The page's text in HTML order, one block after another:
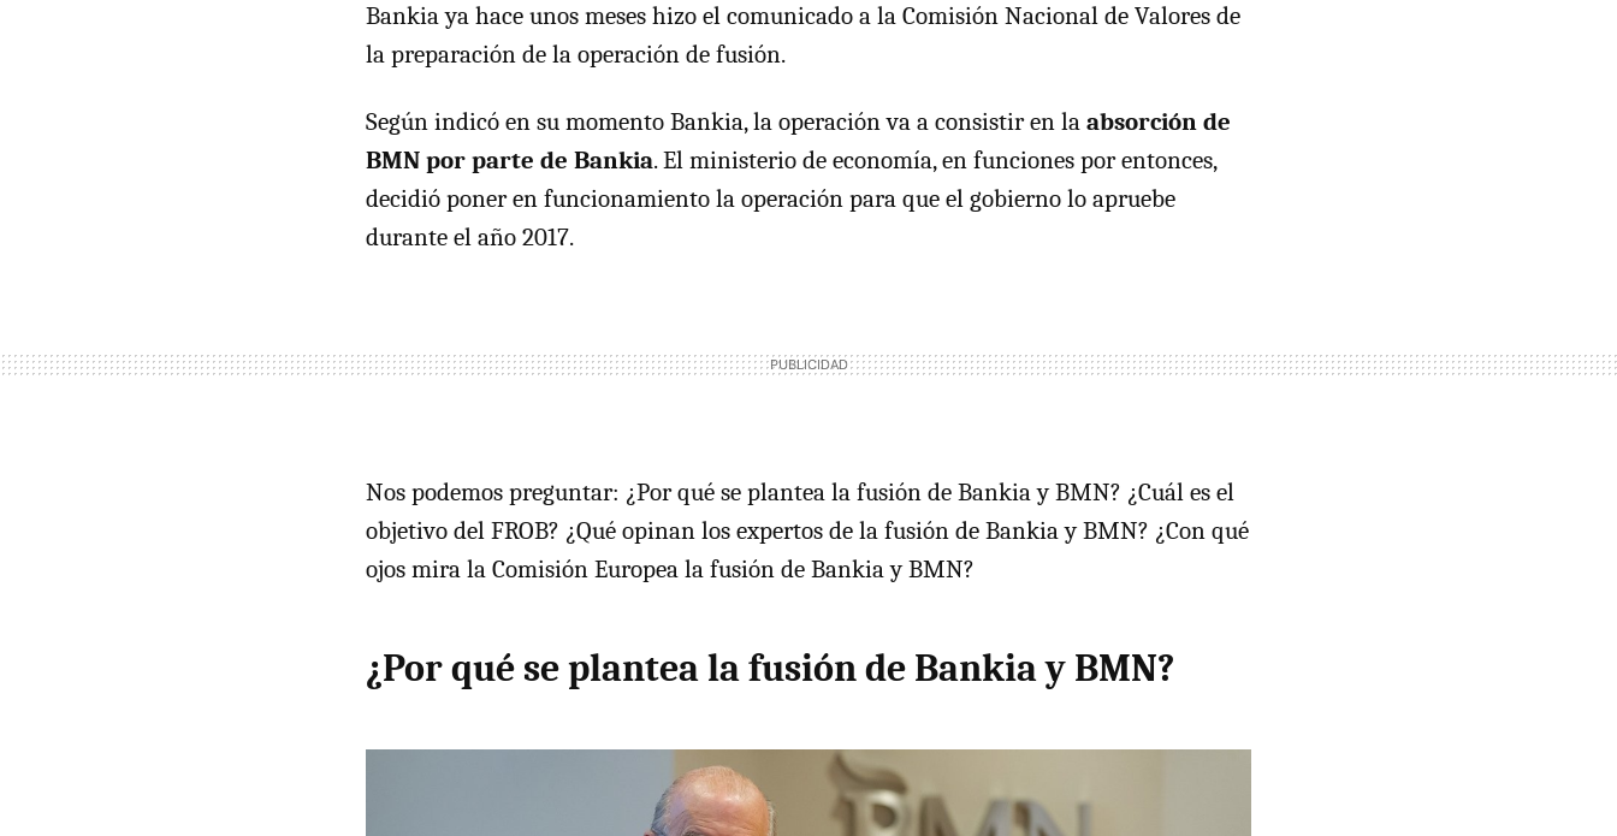
Bankia ya hace unos meses hizo el comunicado a la Comisión Nacional de Valores de
la preparación de la operación de fusión.
Según indicó en su momento Bankia, la operación va a consistir en la absorción de
BMN por parte de Bankia. El ministerio de economía, en funciones por entonces,
decidió poner en funcionamiento la operación para que el gobierno lo apruebe
durante el año 2017.
Nos podemos preguntar: ¿Por qué se plantea la fusión de Bankia y BMN? ¿Cuál es el
objetivo del FROB? ¿Qué opinan los expertos de la fusión de Bankia y BMN? ¿Con qué
ojos mira la Comisión Europea la fusión de Bankia y BMN?
¿Por qué se plantea la fusión de Bankia y BMN?